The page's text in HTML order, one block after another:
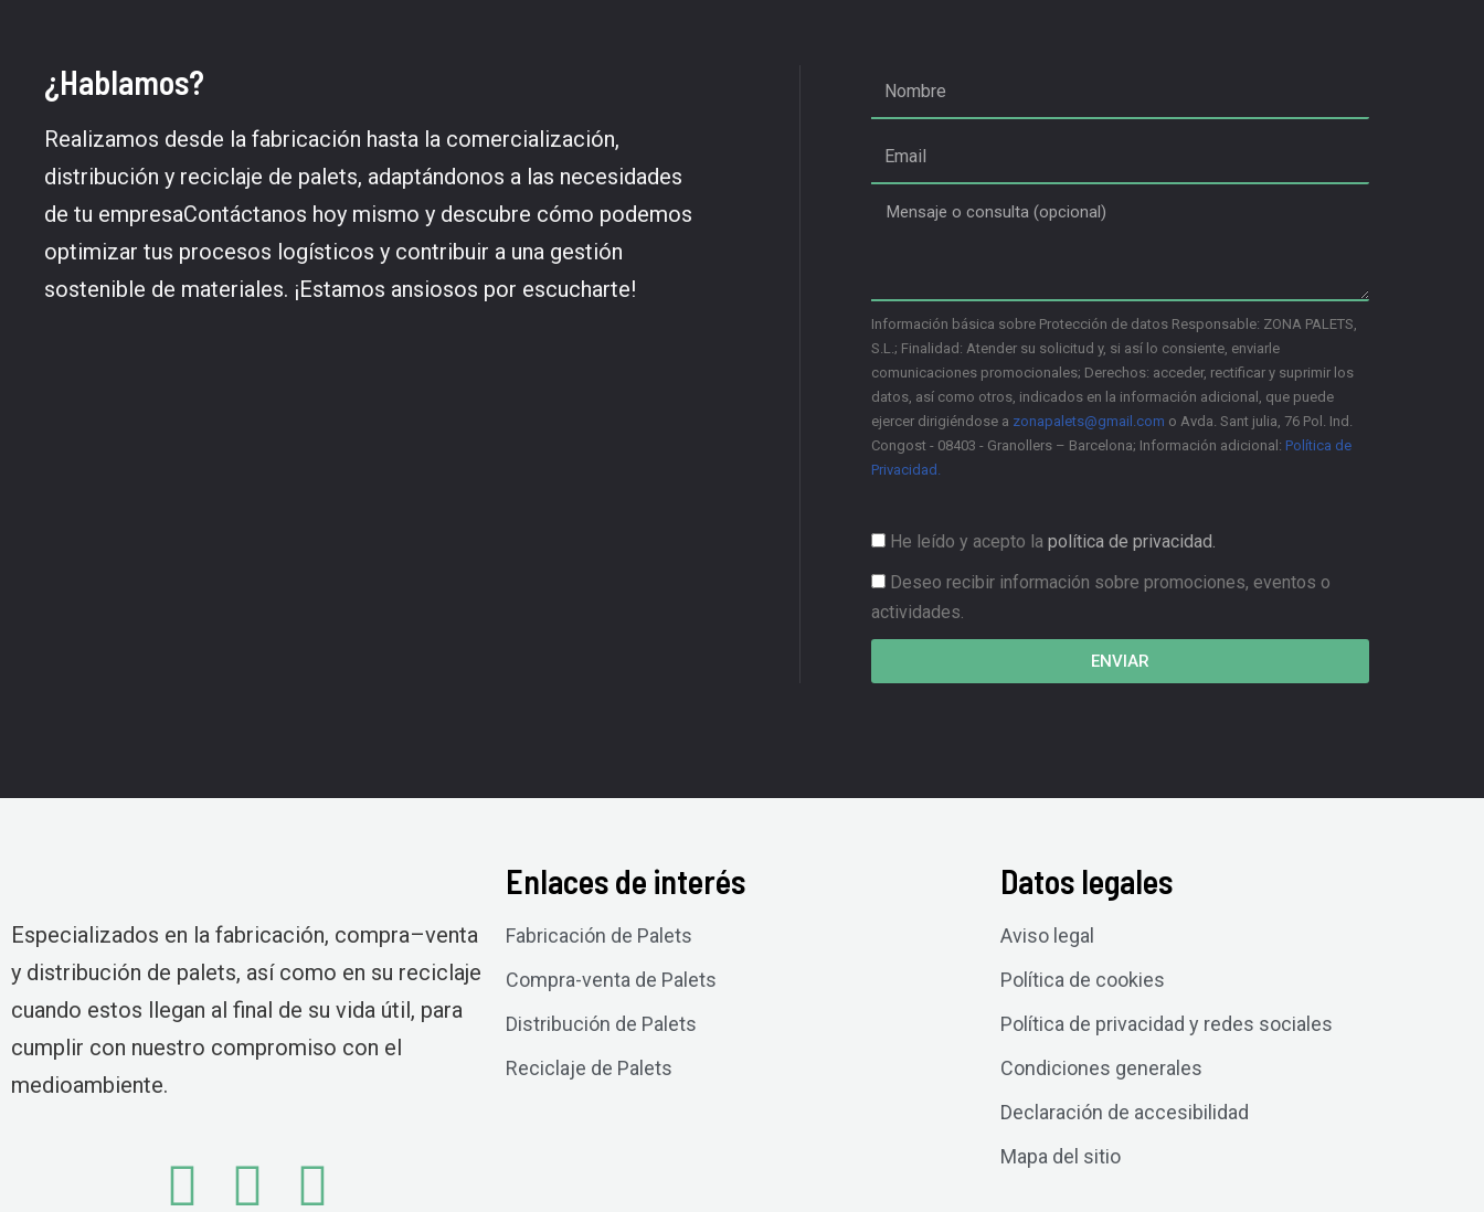
¿Hablamos?
Realizamos desde la fabricación hasta la comercialización,
distribución y reciclaje de palets, adaptándonos a las necesidades
de tu empresaContáctanos hoy mismo y descubre cómo podemos
optimizar tus procesos logísticos y contribuir a una gestión
sostenible de materiales. ¡Estamos ansiosos por escucharte!
Información básica sobre Protección de datos Responsable: ZONA PALETS,
S.L.; Finalidad: Atender su solicitud y, si así lo consiente, enviarle
comunicaciones promocionales; Derechos: acceder, rectificar y suprimir los
datos, así como otros, indicados en la información adicional, que puede
ejercer dirigiéndose a zonapalets@gmail.com o Avda. Sant julia, 76 Pol. Ind.
Congost - 08403 - Granollers – Barcelona; Información adicional: Política de
Privacidad.
He leído y acepto la política de privacidad.
Deseo recibir información sobre promociones, eventos o
actividades.
ENVIAR
Especializados en la fabricación, compra–venta
y distribución de palets, así como en su reciclaje
cuando estos llegan al final de su vida útil, para
cumplir con nuestro compromiso con el
medioambiente.
Enlaces de interés
Fabricación de Palets
Compra-venta de Palets
Distribución de Palets
Reciclaje de Palets
Datos legales
Aviso legal
Política de cookies
Política de privacidad y redes sociales
Condiciones generales
Declaración de accesibilidad
Mapa del sitio